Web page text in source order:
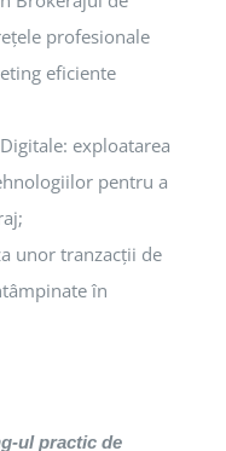
profesionale
eficiente
exploatarea
pentru a
unor tranzacții de
în
ul practic de